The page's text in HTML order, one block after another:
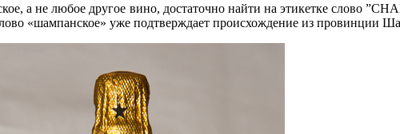
а не любое другое вино, достаточно найти на этикетке слово
«шампанское» уже подтверждает происхождение из провинции